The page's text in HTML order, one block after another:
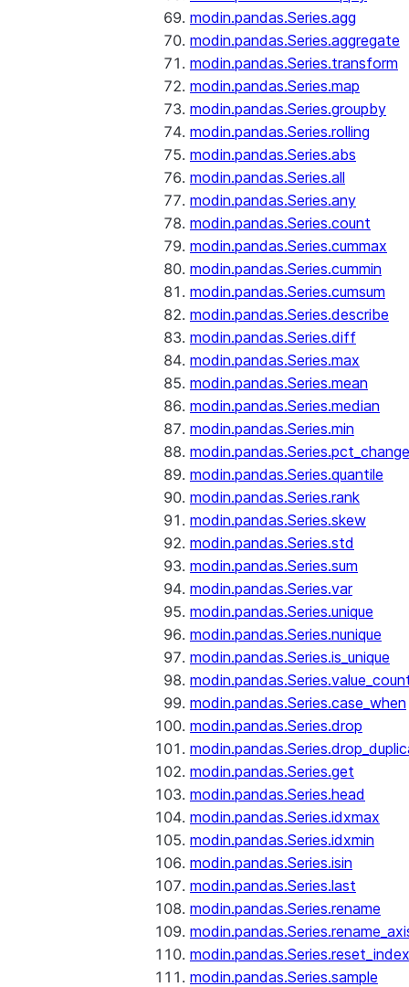
modin.pandas.Series.agg
modin.pandas.Series.aggregate
modin.pandas.Series.transform
modin.pandas.Series.map
modin.pandas.Series.groupby
modin.pandas.Series.rolling
modin.pandas.Series.abs
modin.pandas.Series.all
modin.pandas.Series.any
modin.pandas.Series.count
modin.pandas.Series.cummax
modin.pandas.Series.cummin
modin.pandas.Series.cumsum
modin.pandas.Series.describe
modin.pandas.Series.diff
modin.pandas.Series.max
modin.pandas.Series.mean
modin.pandas.Series.median
modin.pandas.Series.min
modin.pandas.Series.pct_change
modin.pandas.Series.quantile
modin.pandas.Series.rank
modin.pandas.Series.skew
modin.pandas.Series.std
modin.pandas.Series.sum
modin.pandas.Series.var
modin.pandas.Series.unique
modin.pandas.Series.nunique
modin.pandas.Series.is_unique
modin.pandas.Series.case_when
modin.pandas.Series.drop
modin.pandas.Series.get
modin.pandas.Series.head
modin.pandas.Series.idxmax
modin.pandas.Series.idxmin
modin.pandas.Series.isin
modin.pandas.Series.last
modin.pandas.Series.rename
modin.pandas.Series.reset_index
modin.pandas.Series.sample